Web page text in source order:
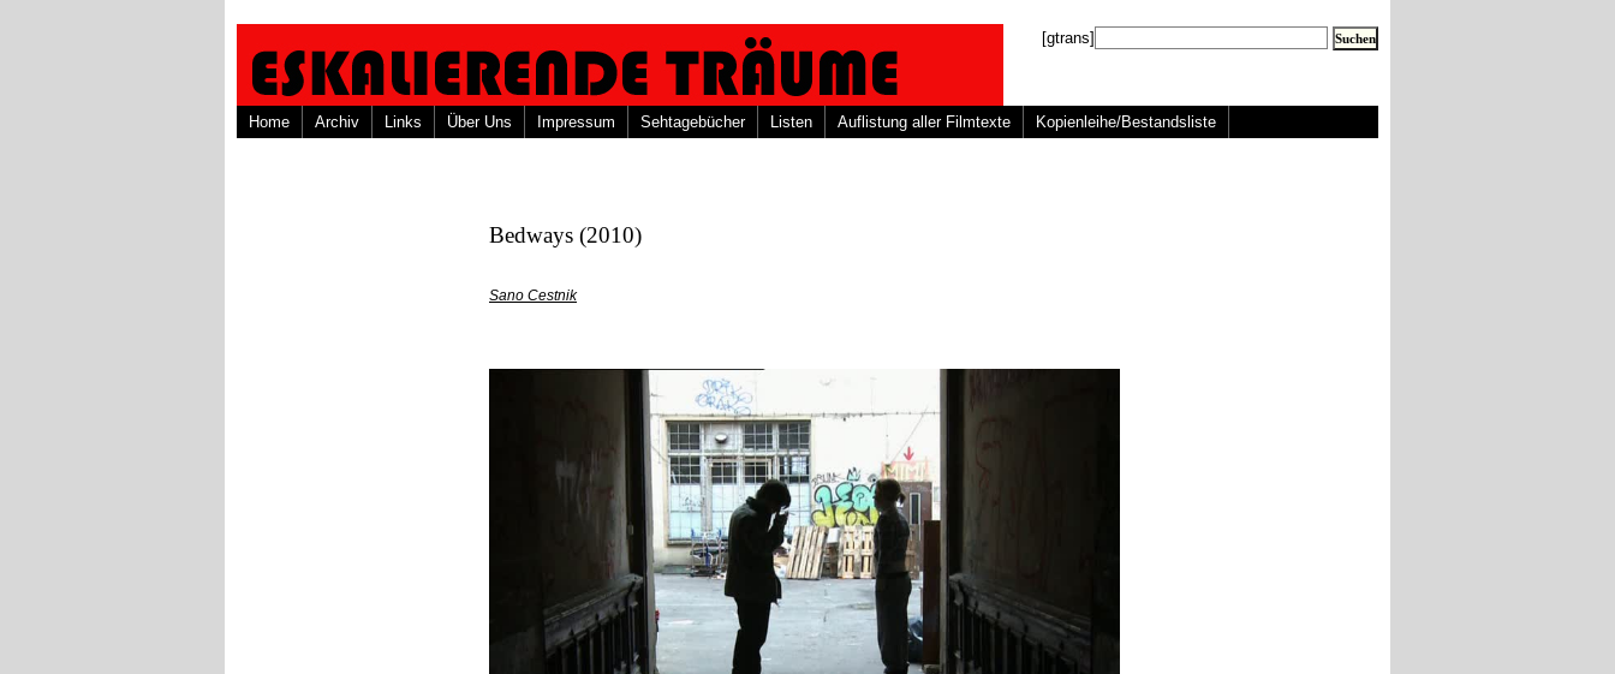
[gtrans]
Home Archiv Links Über Uns Impressum Sehtagebücher Listen Auflistung aller Filmtexte Kopienleihe/Bestandsliste
Bedways (2010)
Sano Cestnik